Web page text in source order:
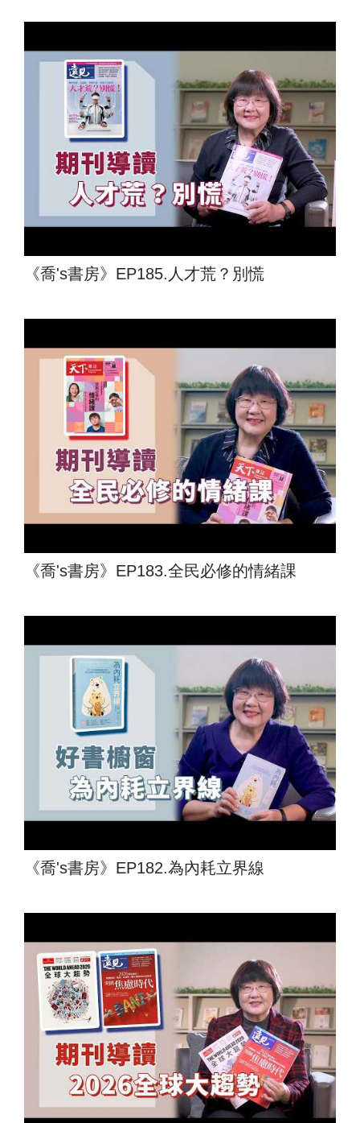
《喬's書房》EP185.人才荒？別慌
《喬's書房》EP183.全民必修的情緒課
《喬's書房》EP182.為內耗立界線